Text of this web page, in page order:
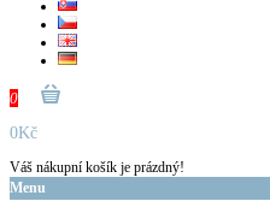
0
0Kč
Váš nákupní košík je prázdný!
Menu